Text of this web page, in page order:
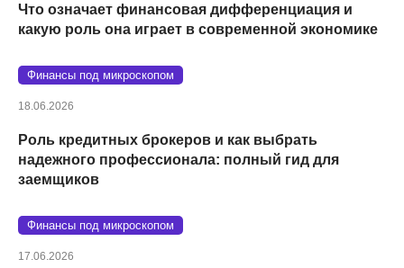
Что означает финансовая дифференциация и
какую роль она играет в современной экономике
Финансы под микроскопом
18.06.2026
Роль кредитных брокеров и как выбрать
надежного профессионала: полный гид для
заемщиков
Финансы под микроскопом
17.06.2026